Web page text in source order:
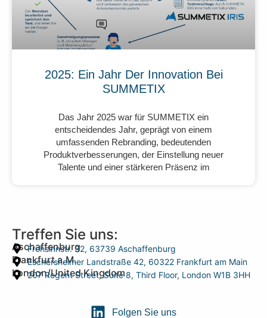
2025: Ein Jahr Der Innovation Bei
SUMMETIX
Das Jahr 2025 war für SUMMETIX ein
entscheidendes Jahr, geprägt von einem
umfassenden Rebranding, bedeutenden
Produktverbesserungen, der Einstellung neuer
Talente und einer stärkeren Präsenz im
Treffen Sie uns:
Aschaffenburg
Frohsinnstr. 32, 63739 Aschaffenburg
Frankfurt a.M.
Eschersheimer Landstraße 42, 60322 Frankfurt am Main
London/United Kingdom
207 Regent Street, Suite 8, Third Floor, London W1B 3HH
Folgen Sie uns